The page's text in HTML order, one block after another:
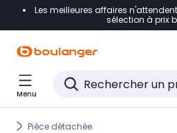
Accéder directement à la
Accéder directement au pied
Accéder directement au
Les meilleures affaires
sélection à prix
Menu
Pièce détachée